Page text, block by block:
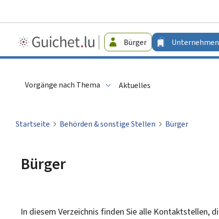
Guichet.lu
-
Bürger Unternehmen
Vorgänge nach Thema Aktuelles
Startseite Behörden & sonstige Stellen Bürger
Bürger
In diesem Verzeichnis finden Sie alle Kontaktstellen,